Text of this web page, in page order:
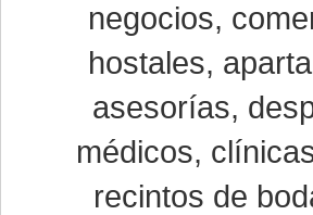
negocios,
hostales,
asesorías,
médicos,
recintos de